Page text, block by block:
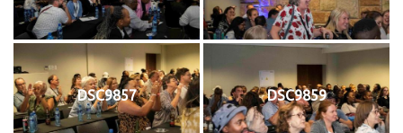
DSC9857 DSC9859